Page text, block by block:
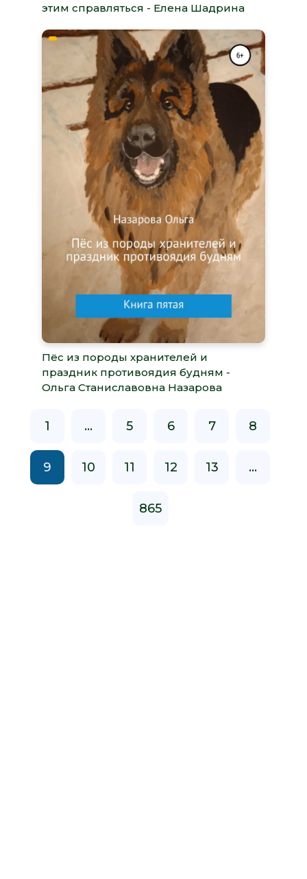
этим справляться - Елена Шадрина
Пёс из породы хранителей и
праздник противоядия будням -
Ольга Станиславовна Назарова
1 ... 5 6 7 8
9 10 11 12 13 ...
865